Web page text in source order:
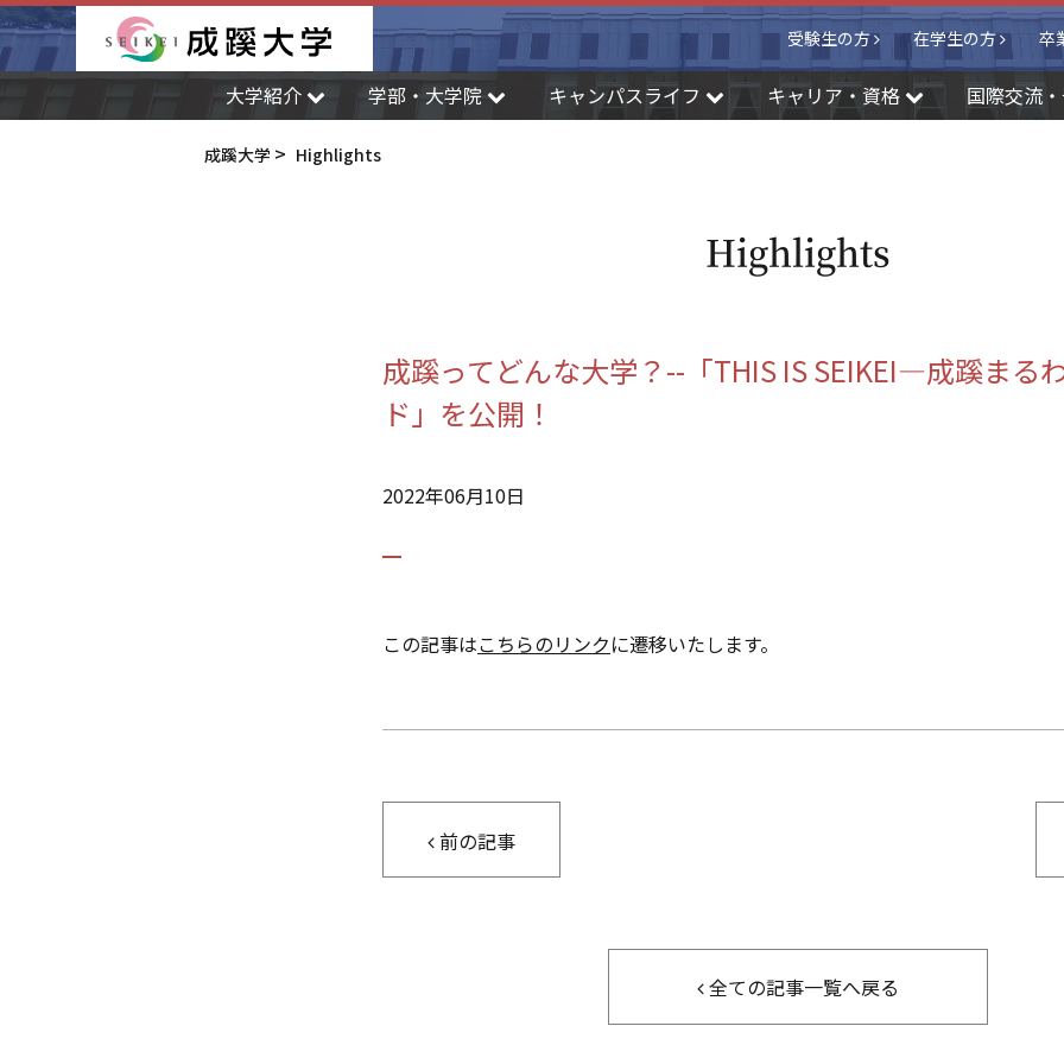
成蹊大学
受験生の方 在学生の方 卒
大学紹介 学部・大学院 キャンパスライフ キャリア・資格 国際交流
成蹊大学 Highlights
Highlights
成蹊ってどんな大学？--「THIS IS SEIKEI―成蹊まる
ド」を公開！
2022年06月10日
この記事はこちらのリンクに遷移いたします。
前の記事
全ての記事一覧へ戻る